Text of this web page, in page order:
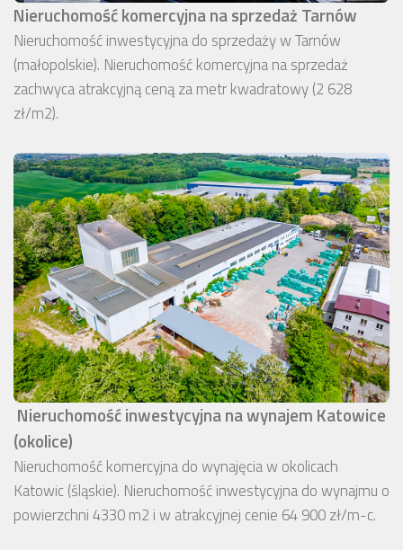
Nieruchomość komercyjna na sprzedaż Tarnów
Nieruchomość inwestycyjna do sprzedaży w Tarnów
(małopolskie). Nieruchomość komercyjna na sprzedaż
zachwyca atrakcyjną ceną za metr kwadratowy (2 628
zł/m2).
Nieruchomość inwestycyjna na wynajem Katowice
(okolice)
Nieruchomość komercyjna do wynajęcia w okolicach
Katowic (śląskie). Nieruchomość inwestycyjna do wynajmu o
powierzchni 4330 m2 i w atrakcyjnej cenie 64 900 zł/m-c.